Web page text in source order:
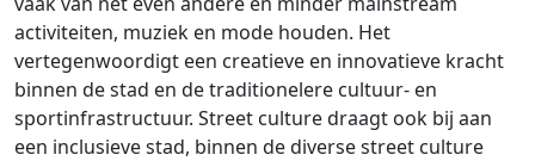
activiteiten, muziek en mode houden. Het
vertegenwoordigt een creatieve en innovatieve kracht
binnen de stad en de traditionelere cultuur- en
sportinfrastructuur. Street culture draagt ook bij aan
een inclusieve stad, binnen de diverse street culture